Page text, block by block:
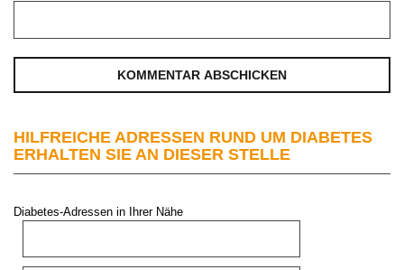
HILFREICHE ADRESSEN RUND UM DIABETES
ERHALTEN SIE AN DIESER STELLE
Diabetes-Adressen in Ihrer Nähe